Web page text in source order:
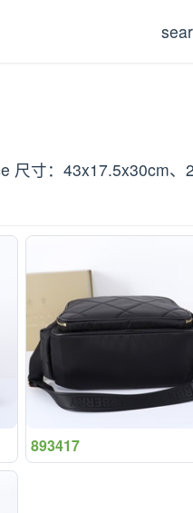
尺寸：43x17.5x30cm、
893417